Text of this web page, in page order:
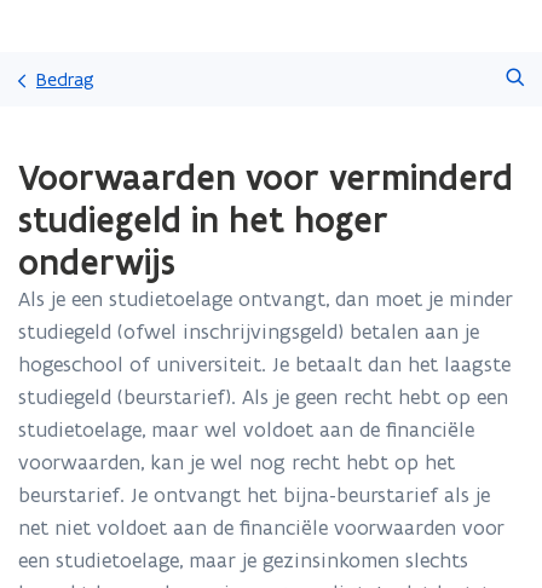
gaan
Bedrag
met
laden.
zich
op:
Voorwaarden
voor
verminderd
studiegeld
hoger
onderwijs
Voorwaarden voor verminderd
studiegeld in het hoger
onderwijs
Als je een studietoelage ontvangt, dan moet je minder
studiegeld (ofwel inschrijvingsgeld) betalen aan je
hogeschool of universiteit. Je betaalt dan het laagste
studiegeld (beurstarief). Als je geen recht hebt op een
studietoelage, maar wel voldoet aan de financiële
voorwaarden, kan je wel nog recht hebt op het
beurstarief. Je ontvangt het bijna-beurstarief als je
net niet voldoet aan de financiële voorwaarden voor
een studietoelage, maar je gezinsinkomen slechts